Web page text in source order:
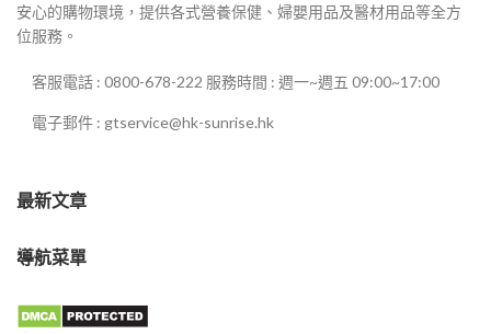
安心的購物環境，提供各式營養保健、婦嬰用品及醫材用品等全方
位服務。
客服電話 : 0800-678-222 服務時間 : 週一~週五 09:00~17:00
電子郵件 : gtservice@hk-sunrise.hk
最新文章
導航菜單